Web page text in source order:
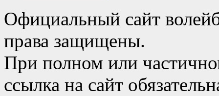
Официальный сайт
права защищены.
При полном или
ссылка на сайт